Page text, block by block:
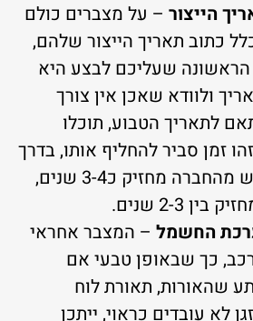
הייצור – על מצברים כולם
כתוב תאריך הייצור שלהם,
שעליכם לבצע היא
ולוודא שאכן אין צורך
לתאריך הטבוע, תוכלו
זמן סביר להחליף אותו, בדרך
כלל מצבר חדש מהחברה מחזיק כ3-4 שנים,
2-3 שנים.
החשמל – המצבר אחראי
כך שבאופן טבעי אם
שהאורות, תאורת לוח
לא עובדים כראוי, ייתכן